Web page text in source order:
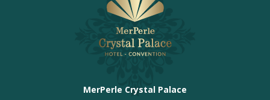
MerPerle Crystal Palace